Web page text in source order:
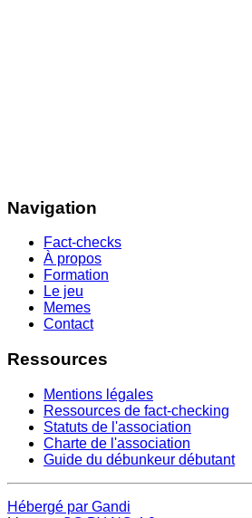
Navigation
Fact-checks
À propos
Formation
Le jeu
Memes
Contact
Ressources
Mentions légales
Ressources de fact-checking
Statuts de l'association
Charte de l'association
Guide du débunkeur débutant
Hébergé par Gandi